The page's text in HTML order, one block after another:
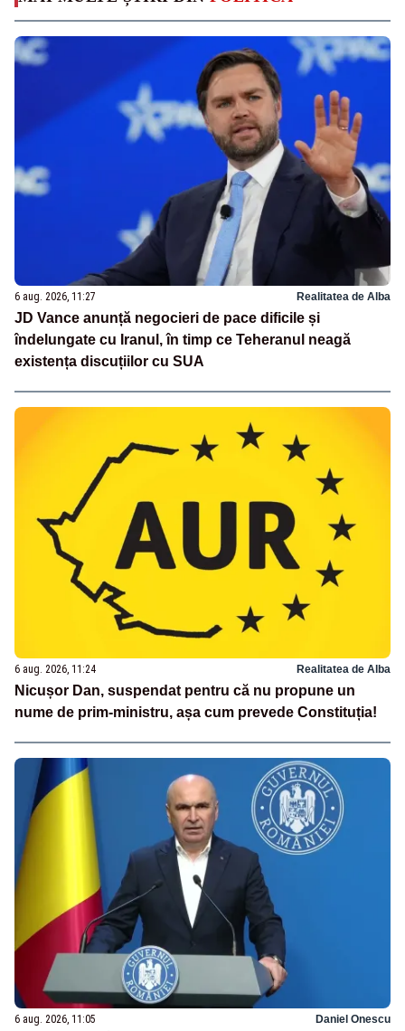
6 aug. 2026, 11:27 Realitatea de Alba
JD Vance anunță negocieri de pace dificile și
îndelungate cu Iranul, în timp ce Teheranul neagă
existența discuțiilor cu SUA
6 aug. 2026, 11:24 Realitatea de Alba
Nicușor Dan, suspendat pentru că nu propune un
nume de prim-ministru, așa cum prevede Constituția!
6 aug. 2026, 11:05 Daniel Onescu